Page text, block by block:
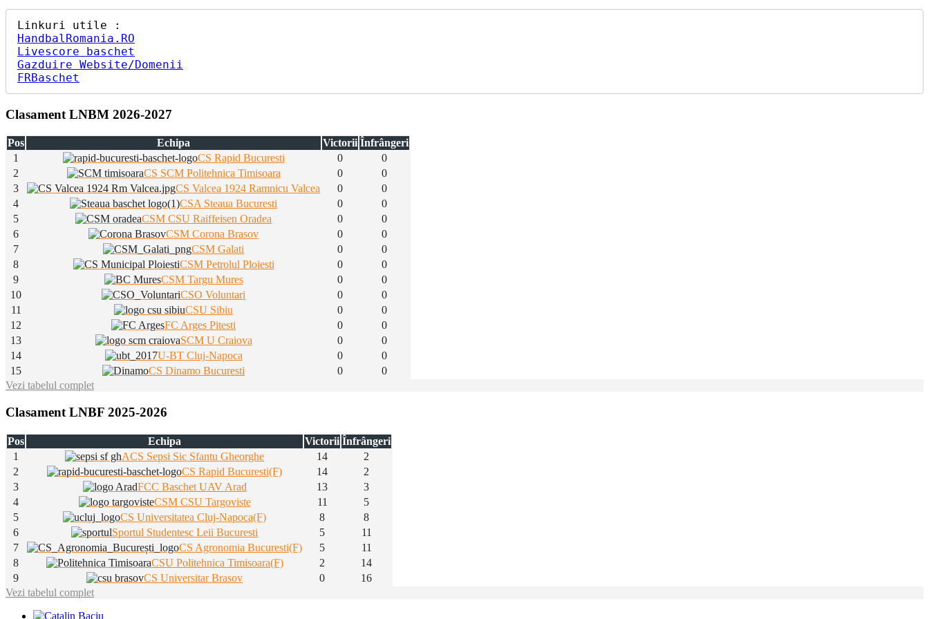
HandbalRomania.RO
Livescore baschet
Gazduire Website/Domenii
FRBaschet
Clasament LNBM 2026-2027
Pos Echipa Victorii Înfrângeri
1
CS Rapid Bucuresti 0
0
2
CS SCM Politehnica Timisoara 0
0
3
CS Valcea 1924 Ramnicu Valcea 0
0
4
CSA Steaua Bucuresti 0
0
5
CSM CSU Raiffeisen Oradea 0
0
6
CSM Corona Brasov 0
0
7
CSM Galati 0
0
8
CSM Petrolul Ploiesti 0
0
9
CSM Targu Mures 0
0
10
CSO Voluntari 0
0
11
CSU Sibiu 0
0
12
FC Arges Pitesti 0
0
13
SCM U Craiova 0
0
14
U-BT Cluj-Napoca 0
0
15
CS Dinamo Bucuresti 0
0
Vezi tabelul complet
Clasament LNBF 2025-2026
Pos Echipa Victorii Înfrângeri
1
ACS Sepsi Sic Sfantu Gheorghe 14
2
2
CS Rapid Bucuresti(F) 14
2
3
FCC Baschet UAV Arad 13
3
4
CSM CSU Targoviste 11
5
5
CS Universitatea Cluj-Napoca(F) 8
8
6
Sportul Studentesc Leii Bucuresti 5
11
7
CS Agronomia Bucuresti(F) 5
11
8
CSU Politehnica Timisoara(F) 2
14
9
CS Universitar Brasov 0
16
Vezi tabelul complet